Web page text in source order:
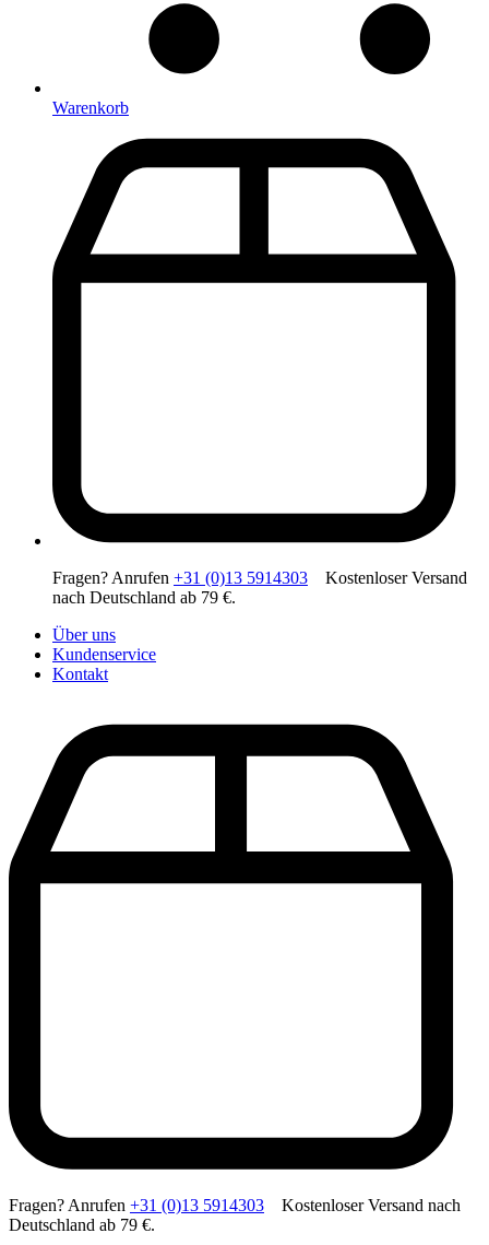
Warenkorb
Fragen? Anrufen +31 (0)13 5914303 Kostenloser Versand
nach Deutschland ab 79 €.
Über uns
Kundenservice
Kontakt
Fragen? Anrufen +31 (0)13 5914303 Kostenloser Versand nach
Deutschland ab 79 €.